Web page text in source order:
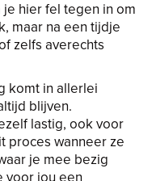
hier fel tegen in om
maar na een tijdje
zelfs averechts
komt in allerlei
blijven.
lastig, ook voor
proces wanneer ze
je mee bezig
voor jou een